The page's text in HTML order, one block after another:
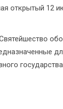
открытый 12